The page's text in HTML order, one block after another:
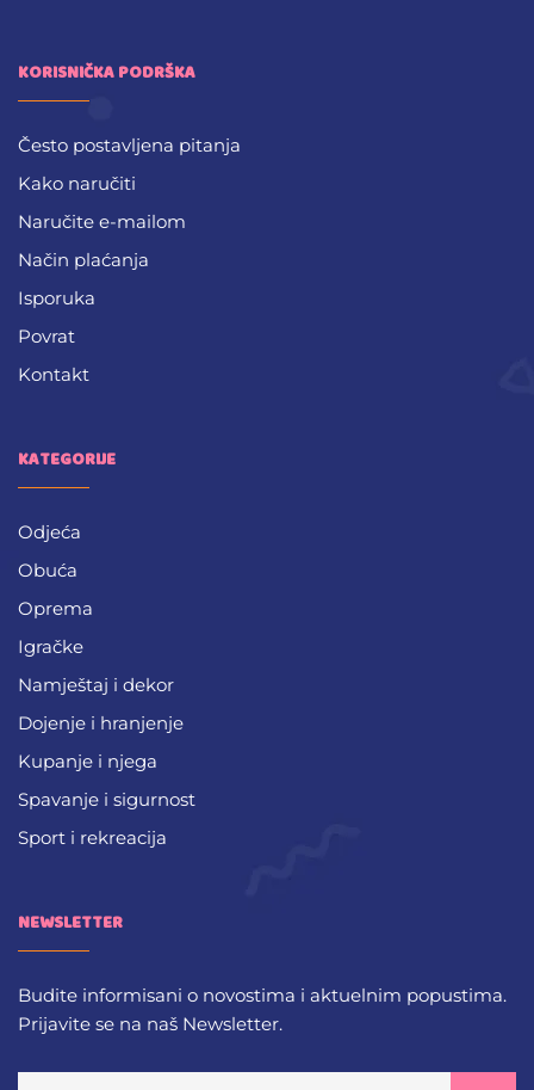
KORISNIČKA PODRŠKA
Često postavljena pitanja
Kako naručiti
Naručite e-mailom
Način plaćanja
Isporuka
Povrat
Kontakt
KATEGORIJE
Odjeća
Obuća
Oprema
Igračke
Namještaj i dekor
Dojenje i hranjenje
Kupanje i njega
Spavanje i sigurnost
Sport i rekreacija
NEWSLETTER
Budite informisani o novostima i aktuelnim popustima.
Prijavite se na naš Newsletter.